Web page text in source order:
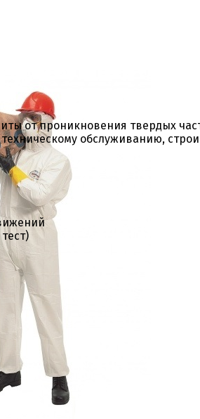
от проникновения твердых
обслуживанию,